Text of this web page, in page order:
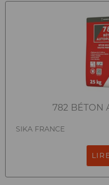
782 BÉTON
SIKA FRANCE